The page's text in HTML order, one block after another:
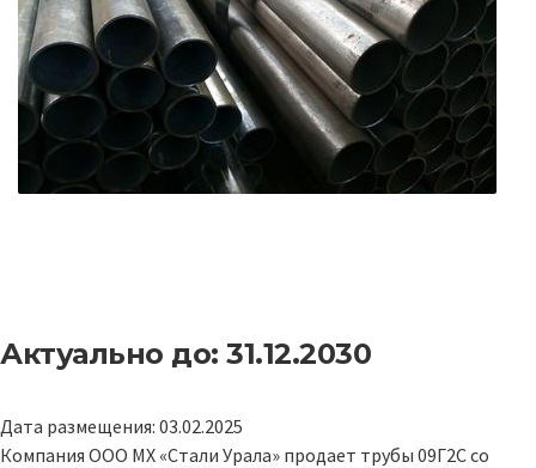
Актуально до: 31.12.2030
Дата размещения: 03.02.2025
Компания ООО МХ «Стали Урала» продает трубы 09Г2С со